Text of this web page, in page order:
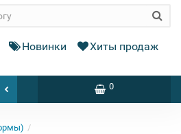
Новинки
Хиты продаж
0